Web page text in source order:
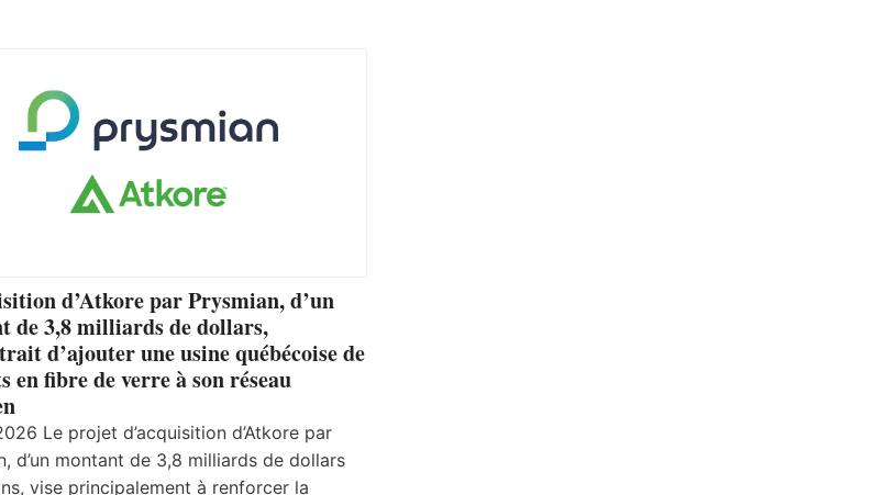
d’Atkore par Prysmian, d’un
de 3,8 milliards de dollars,
d’ajouter une usine québécoise de
en fibre de verre à son réseau
Le projet d’acquisition d’Atkore par
d’un montant de 3,8 milliards de dollars
vise principalement à renforcer la